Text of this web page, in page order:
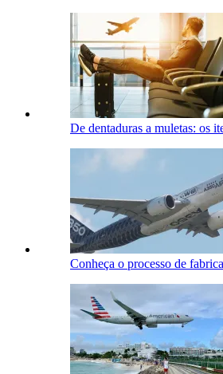
De dentaduras a muletas: os
Conheça o processo de